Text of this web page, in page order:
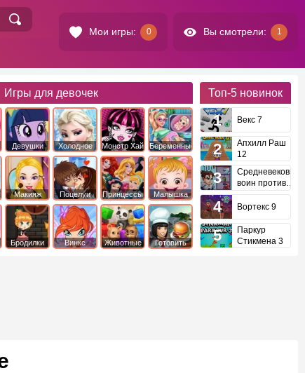
Мои игры: 0 Вы смотрели: 1
Игры для девочек
Девушки
Эквестрии
Холодное
Сердце
Монстр Хай Беременные
Макияж Поцелуи
Принцессы
Диснея
Малышка
Хейзел
Бродилки Винкс Животные
Готовить
Топ-5 новинок
Векс 7
Апхилл Раш
12
Средневековый
воин против
Вортекс 9
Паркур
Стикмена 3